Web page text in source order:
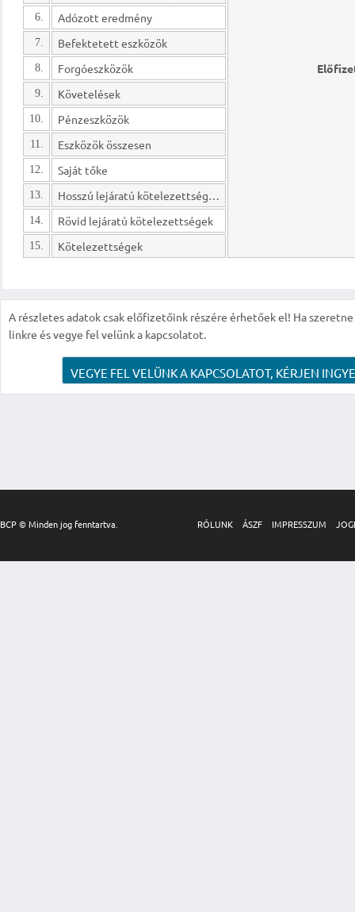
6. Adózott eredmény
7. Befektetett eszközök
8. Forgóeszközök
9. Követelések
10. Pénzeszközök
11. Eszközök összesen
12. Saját tőke
13. Hosszú lejáratú kötelezettségek
14. Rövid lejáratú kötelezettségek
15. Kötelezettségek
A részletes adatok csak előfizetőink részére érhetőek el! Ha
linkre és vegye fel velünk a kapcsolatot.
VEGYE FEL VELÜNK A KAPCSOLATOT, KÉRJEN
BCP © Minden jog fenntartva. RÓLUNK ÁSZF IMPRESSZUM